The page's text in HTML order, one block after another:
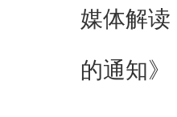
媒体解读
的通知》